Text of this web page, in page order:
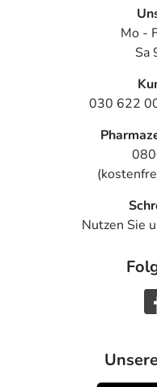
Mo -
Sa
030 622
Nutzen Sie